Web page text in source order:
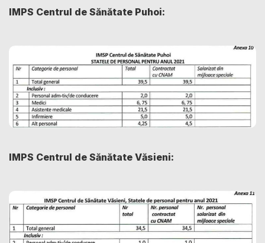
IMPS Centrul de Sănătate Puhoi:
IMPS Centrul de Sănătate Văsieni: